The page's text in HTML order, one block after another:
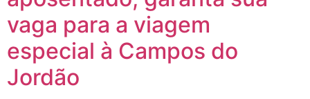
vaga para a viagem
especial à Campos do
Jordão